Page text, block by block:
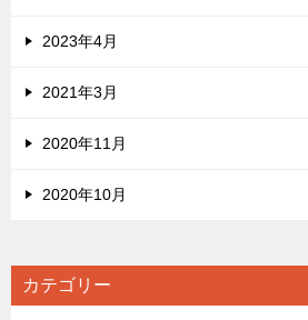
2023年4月
2021年3月
2020年11月
2020年10月
カテゴリー